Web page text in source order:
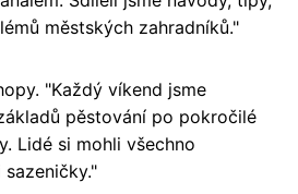
městských zahradníků."
"Každý víkend jsme
pěstování po pokročilé
Lidé si mohli všechno